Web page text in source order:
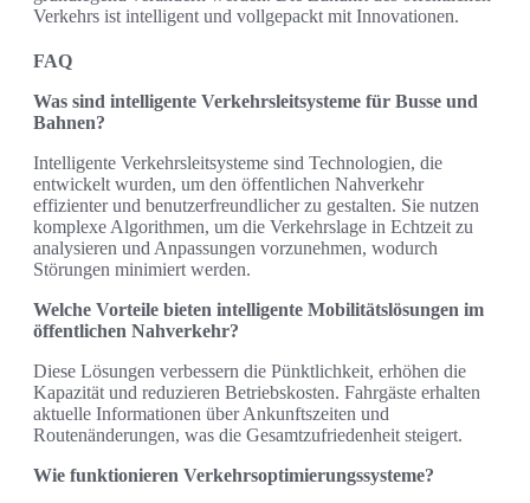
Verkehrs ist intelligent und vollgepackt mit Innovationen.
FAQ
Was sind intelligente Verkehrsleitsysteme für Busse und
Bahnen?
Intelligente Verkehrsleitsysteme sind Technologien, die
entwickelt wurden, um den öffentlichen Nahverkehr
effizienter und benutzerfreundlicher zu gestalten. Sie nutzen
komplexe Algorithmen, um die Verkehrslage in Echtzeit zu
analysieren und Anpassungen vorzunehmen, wodurch
Störungen minimiert werden.
Welche Vorteile bieten intelligente Mobilitätslösungen im
öffentlichen Nahverkehr?
Diese Lösungen verbessern die Pünktlichkeit, erhöhen die
Kapazität und reduzieren Betriebskosten. Fahrgäste erhalten
aktuelle Informationen über Ankunftszeiten und
Routenänderungen, was die Gesamtzufriedenheit steigert.
Wie funktionieren Verkehrsoptimierungssysteme?